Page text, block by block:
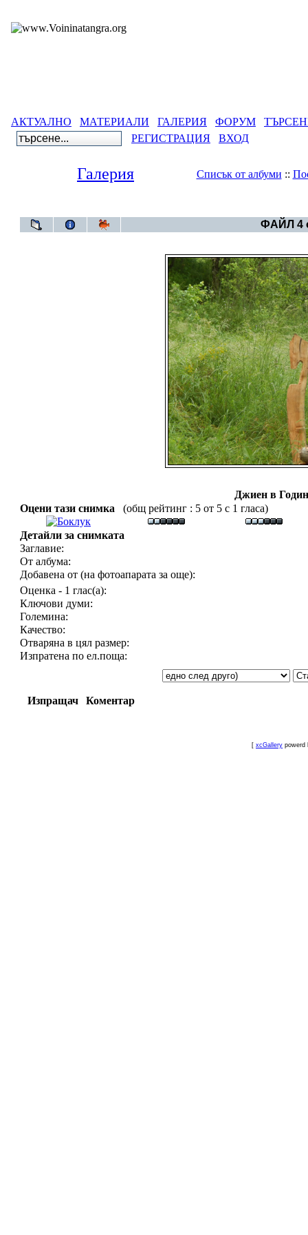
АКТУАЛНО МАТЕРИАЛИ ГАЛЕРИЯ ФОРУМ
РЕГИСТРАЦИЯ
ВХОД
Галерия Списък от албуми ::
ФАЙЛ 4
Джиен в
Оцени тази снимка
(общ рейтинг : 5 от 5 с 1 гласа)
Детайли за снимката
Заглавие:
От албума:
Добавена от (на фотоапарата за още):
Оценка - 1 глас(а):
Ключови думи:
Големина:
Качество:
Отваряна в цял размер:
Изпратена по ел.поща:
Изпращач Коментар
[ xcGallery